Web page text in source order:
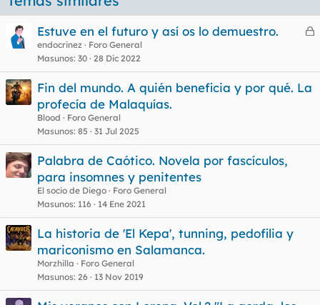
C
r
Estuve en el futuro y así os lo demuestro.
endocrinez
Foro General
Masunos 30 28 Dic 2022
Fin del mundo. A quién beneficia y por qué. La
profecía de Malaquías.
Blood
Foro General
Masunos 85 31 Jul 2025
Palabra de Caótico. Novela por fascículos,
para insomnes y penitentes
El socio de Diego
Foro General
Masunos 116 14 Ene 2021
La historia de 'El Kepa', tunning, pedofilia y
mariconismo en Salamanca.
Morzhilla
Foro General
Masunos 26 13 Nov 2019